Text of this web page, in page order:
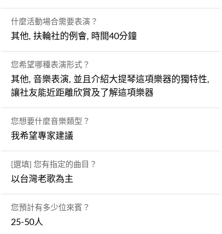
什麼活動場合需要表演？
其他, 扶輪社的例會, 時間40分鐘
您希望哪種表演形式？
其他, 音樂表演, 並且介紹大提琴這項樂器的獨特性,
讓社友能近距離欣賞及了解這項樂器
您想要什麼音樂類型？
我希望專家建議
[選填] 您有指定的曲目？
以台灣老歌為主
您預計有多少位來賓？
25-50人